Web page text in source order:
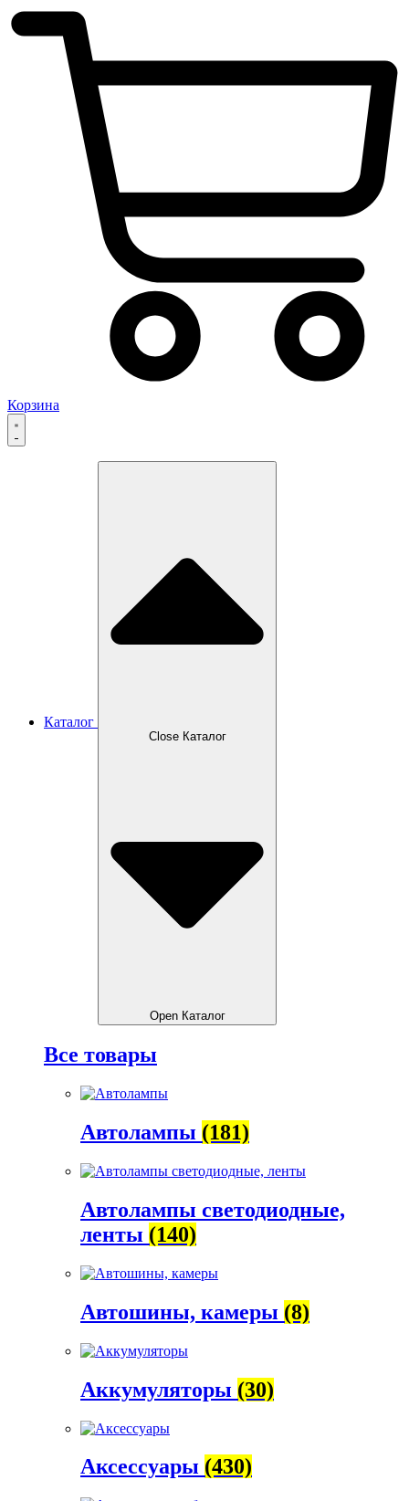
Корзина
Каталог
Close Каталог
Open Каталог
Все товары
Автолампы (181)
Автолампы светодиодные,
ленты (140)
Автошины, камеры (8)
Аккумуляторы (30)
Аксессуары (430)